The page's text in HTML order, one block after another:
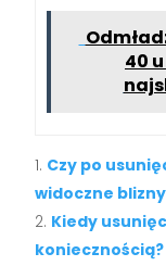
40
Czy po
widoczne
Kiedy
koniecznością?